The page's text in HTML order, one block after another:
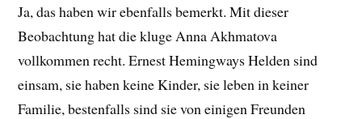
Ja, das haben wir ebenfalls bemerkt. Mit dieser
Beobachtung hat die kluge Anna Akhmatova
vollkommen recht. Ernest Hemingways Helden sind
einsam, sie haben keine Kinder, sie leben in keiner
Familie, bestenfalls sind sie von einigen Freunden